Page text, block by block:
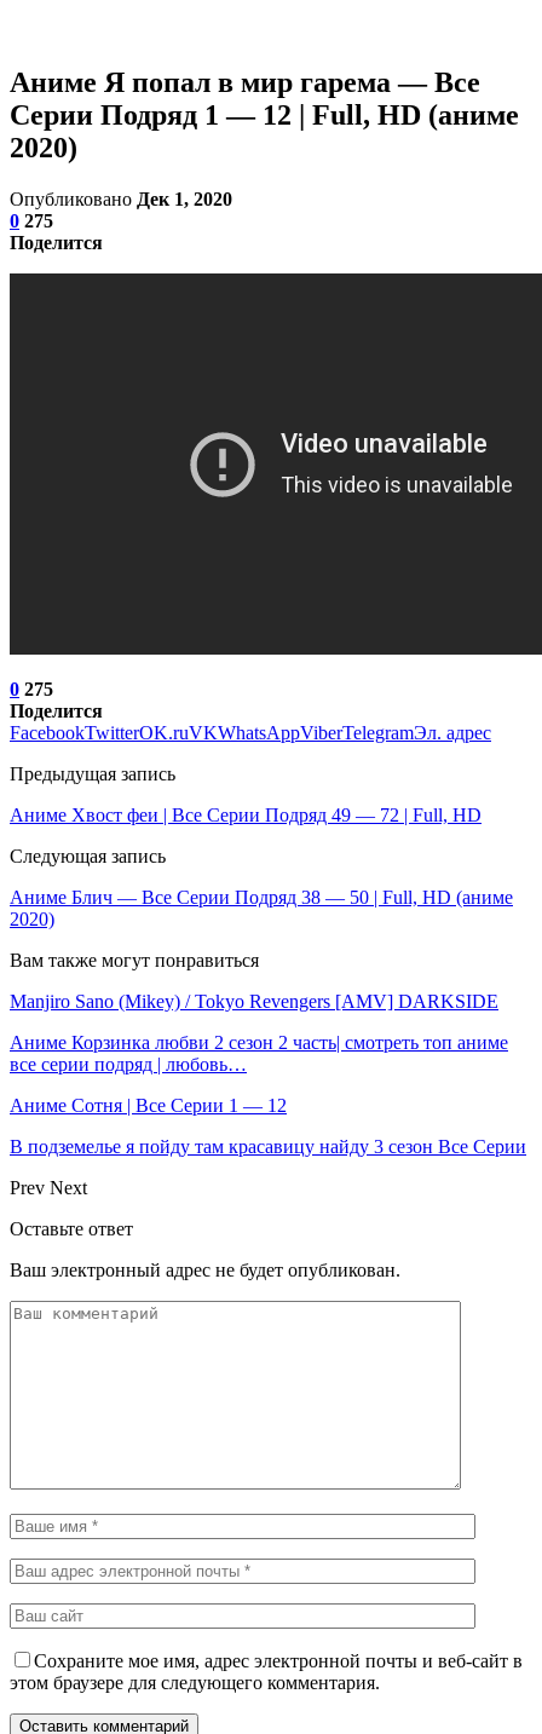
Аниме Я попал в мир гарема — Все
Серии Подряд 1 — 12 | Full, HD (аниме
2020)
Опубликовано Дек 1, 2020
0 275
Поделится
0 275
Поделится
FacebookTwitterOK.ruVKWhatsAppViberTelegramЭл. адрес
Предыдущая запись
Аниме Хвост феи | Все Серии Подряд 49 — 72 | Full, HD
Следующая запись
Аниме Блич — Все Серии Подряд 38 — 50 | Full, HD (аниме
2020)
Вам также могут понравиться
Manjiro Sano (Mikey) / Tokyo Revengers [AMV] DARKSIDE
Аниме Корзинка любви 2 сезон 2 часть| смотреть топ аниме
все серии подряд | любовь…
Аниме Сотня | Все Серии 1 — 12
В подземелье я пойду там красавицу найду 3 сезон Все Серии
Prev Next
Оставьте ответ
Ваш электронный адрес не будет опубликован.
Сохраните мое имя, адрес электронной почты и веб-сайт в
этом браузере для следующего комментария.